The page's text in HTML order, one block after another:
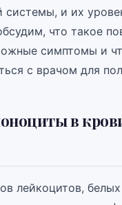
и их
что такое
симптомы и
с врачом для
в
лейкоцитов,